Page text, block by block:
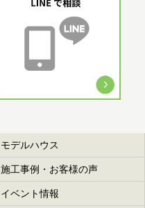
モデルハウス
施工事例・お客様の声
イベント情報